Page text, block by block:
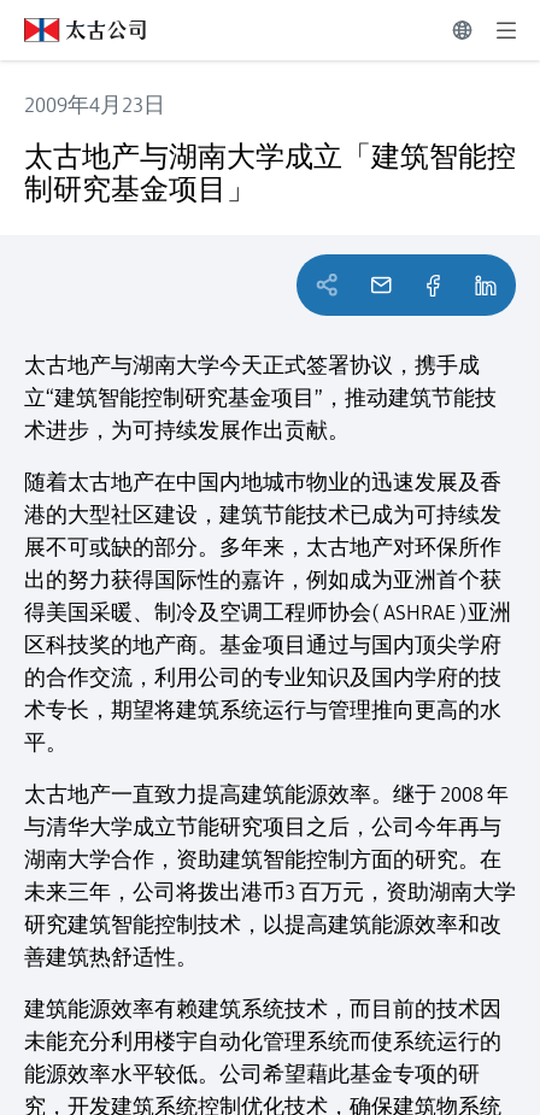
2009年4月23日
太古地产与湖南大学成立「建筑智能控
制研究基金项目」
太古地产与湖南大学今天正式签署协议，携手成
立“建筑智能控制研究基金项目”，推动建筑节能技
术进步，为可持续发展作出贡献。
随着太古地产在中国内地城巿物业的迅速发展及香
港的大型社区建设，建筑节能技术已成为可持续发
展不可或缺的部分。多年来，太古地产对环保所作
出的努力获得国际性的嘉许，例如成为亚洲首个获
得美国采暖、制冷及空调工程师协会( ASHRAE )亚洲
区科技奖的地产商。基金项目通过与国内顶尖学府
的合作交流，利用公司的专业知识及国内学府的技
术专长，期望将建筑系统运行与管理推向更高的水
平。
太古地产一直致力提高建筑能源效率。继于 2008 年
与清华大学成立节能研究项目之后，公司今年再与
湖南大学合作，资助建筑智能控制方面的研究。在
未来三年，公司将拨出港币3 百万元，资助湖南大学
研究建筑智能控制技术，以提高建筑能源效率和改
善建筑热舒适性。
建筑能源效率有赖建筑系统技术，而目前的技术因
未能充分利用楼宇自动化管理系统而使系统运行的
能源效率水平较低。公司希望藉此基金专项的研
究，开发建筑系统控制优化技术，确保建筑物系统